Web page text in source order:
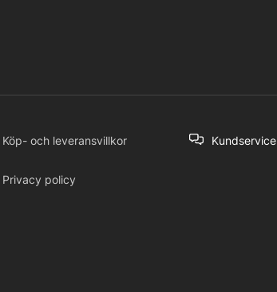
Köp- och leveransvillkor
Privacy policy
Kundservice